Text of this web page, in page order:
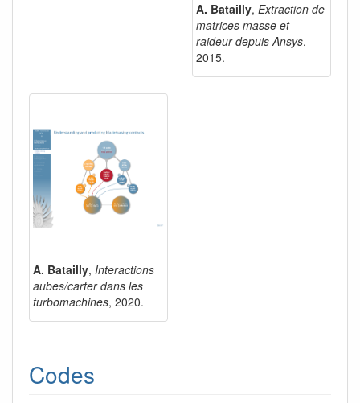
A. Batailly, Extraction de
matrices masse et
raideur depuis Ansys,
2015.
A. Batailly, Interactions
aubes/carter dans les
turbomachines, 2020.
Codes